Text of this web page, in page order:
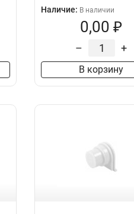
Наличие: В наличии
0,00 ₽
– +
В корзину